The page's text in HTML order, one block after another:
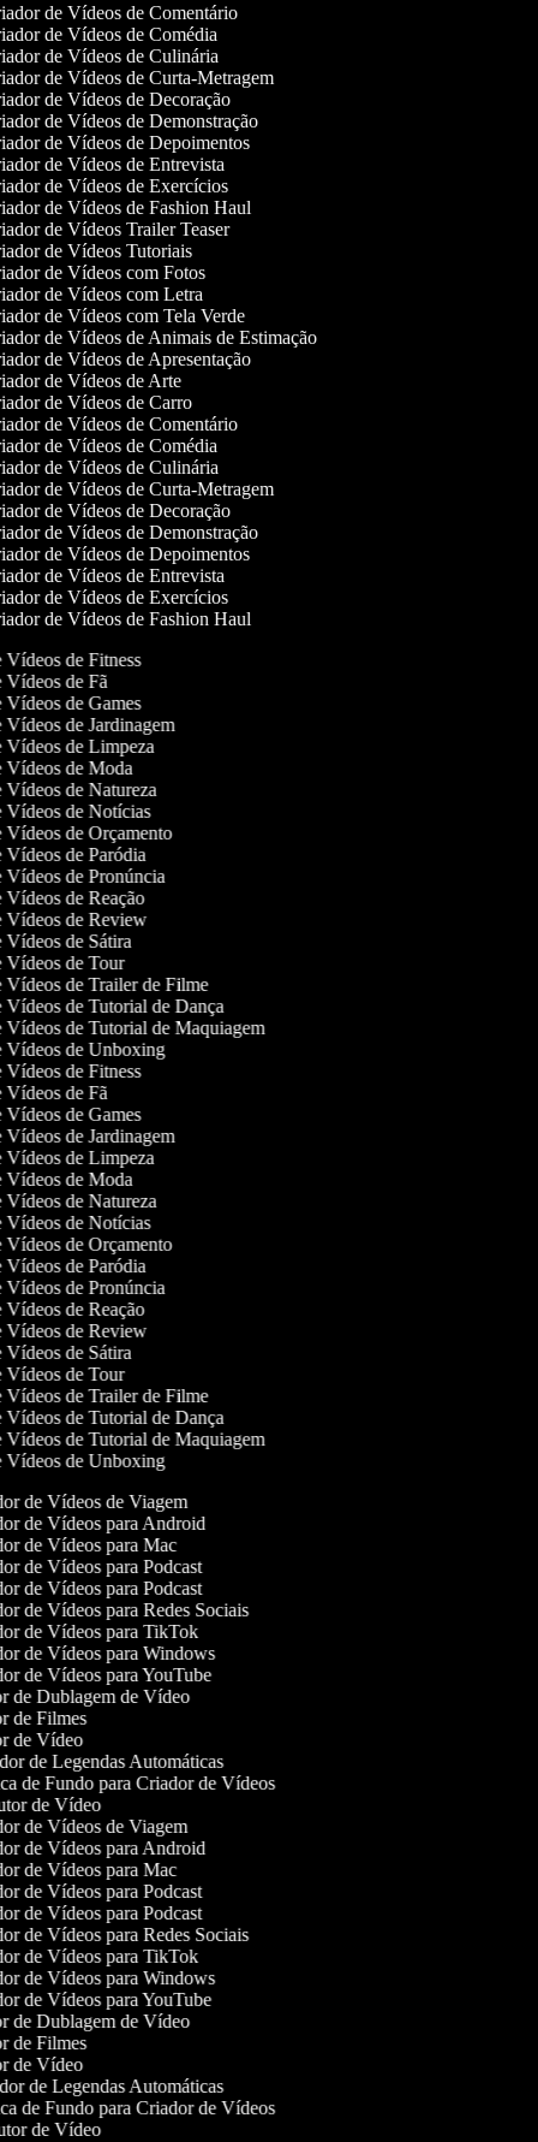
de Vídeos de Comentário
de Vídeos de Comédia
de Vídeos de Culinária
de Vídeos de Curta-Metragem
de Vídeos de Decoração
de Vídeos de Demonstração
de Vídeos de Depoimentos
de Vídeos de Entrevista
de Vídeos de Exercícios
de Vídeos de Fashion Haul
de Vídeos Trailer Teaser
de Vídeos Tutoriais
de Vídeos com Fotos
de Vídeos com Letra
de Vídeos com Tela Verde
de Vídeos de Animais de Estimação
de Vídeos de Apresentação
de Vídeos de Arte
de Vídeos de Carro
de Vídeos de Comentário
de Vídeos de Comédia
de Vídeos de Culinária
de Vídeos de Curta-Metragem
de Vídeos de Decoração
de Vídeos de Demonstração
de Vídeos de Depoimentos
de Vídeos de Entrevista
de Vídeos de Exercícios
de Vídeos de Fashion Haul
Vídeos de Fitness
Vídeos de Fã
Vídeos de Games
Vídeos de Jardinagem
Vídeos de Limpeza
Vídeos de Moda
Vídeos de Natureza
Vídeos de Notícias
Vídeos de Orçamento
Vídeos de Paródia
Vídeos de Pronúncia
Vídeos de Reação
Vídeos de Review
Vídeos de Sátira
Vídeos de Tour
Vídeos de Trailer de Filme
Vídeos de Tutorial de Dança
Vídeos de Tutorial de Maquiagem
Vídeos de Unboxing
Vídeos de Fitness
Vídeos de Fã
Vídeos de Games
Vídeos de Jardinagem
Vídeos de Limpeza
Vídeos de Moda
Vídeos de Natureza
Vídeos de Notícias
Vídeos de Orçamento
Vídeos de Paródia
Vídeos de Pronúncia
Vídeos de Reação
Vídeos de Review
Vídeos de Sátira
Vídeos de Tour
Vídeos de Trailer de Filme
Vídeos de Tutorial de Dança
Vídeos de Tutorial de Maquiagem
Vídeos de Unboxing
de Vídeos de Viagem
de Vídeos para Android
de Vídeos para Mac
de Vídeos para Podcast
de Vídeos para Podcast
de Vídeos para Redes Sociais
de Vídeos para TikTok
de Vídeos para Windows
de Vídeos para YouTube
de Dublagem de Vídeo
de Filmes
de Vídeo
de Legendas Automáticas
de Fundo para Criador de Vídeos
de Vídeo
de Vídeos de Viagem
de Vídeos para Android
de Vídeos para Mac
de Vídeos para Podcast
de Vídeos para Podcast
de Vídeos para Redes Sociais
de Vídeos para TikTok
de Vídeos para Windows
de Vídeos para YouTube
de Dublagem de Vídeo
de Filmes
de Vídeo
de Legendas Automáticas
de Fundo para Criador de Vídeos
de Vídeo